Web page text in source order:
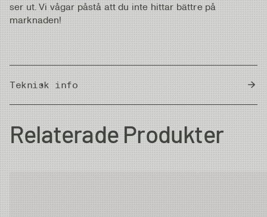
ser ut. Vi vågar påstå att du inte hittar bättre på
marknaden!
Teknisk info
Country of Origin Thailand
Relaterade Produkter